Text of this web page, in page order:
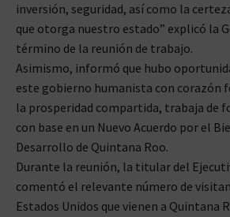
inversión, seguridad, así como la
que otorga nuestro estado” explicó la
término de la reunión de trabajo.
Asimismo, informó que hubo
este gobierno humanista con corazón
la prosperidad compartida, trabaja de
con base en un Nuevo Acuerdo por el
Desarrollo de Quintana Roo.
Durante la reunión, la titular del
comentó el relevante número de
Estados Unidos que vienen a Quintana